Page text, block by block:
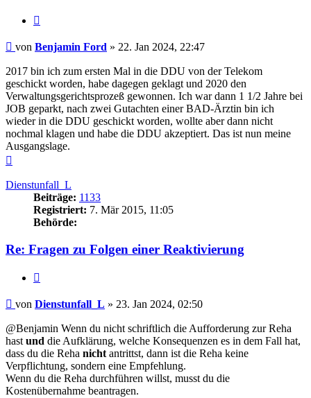
Beitrag
von Benjamin Ford » 22. Jan 2024, 22:47
2017 bin ich zum ersten Mal in die DDU von der Telekom
geschickt worden, habe dagegen geklagt und 2020 den
Verwaltungsgerichtsprozeß gewonnen. Ich war dann 1 1/2 Jahre bei
JOB geparkt, nach zwei Gutachten einer BAD-Ärztin bin ich
wieder in die DDU geschickt worden, wollte aber dann nicht
nochmal klagen und habe die DDU akzeptiert. Das ist nun meine
Ausgangslage.
Dienstunfall_L
Beiträge: 1133
Registriert: 7. Mär 2015, 11:05
Behörde:
Re: Fragen zu Folgen einer Reaktivierung
Beitrag
von Dienstunfall_L » 23. Jan 2024, 02:50
@Benjamin Wenn du nicht schriftlich die Aufforderung zur Reha
hast und die Aufklärung, welche Konsequenzen es in dem Fall hat,
dass du die Reha nicht antrittst, dann ist die Reha keine
Verpflichtung, sondern eine Empfehlung.
Wenn du die Reha durchführen willst, musst du die
Kostenübernahme beantragen.